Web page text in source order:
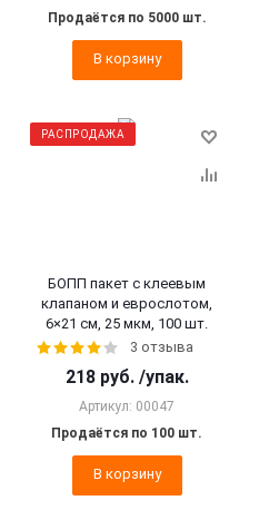
Продаётся по 5000 шт.
В корзину
РАСПРОДАЖА
БОПП пакет с клеевым
клапаном и еврослотом,
6×21 см, 25 мкм, 100 шт.
3 отзыва
218 руб. /упак.
Артикул: 00047
Продаётся по 100 шт.
В корзину